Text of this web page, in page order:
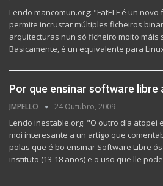
Lendo mancomun.org: "FatELF é un
permite incrustar múltiples ficheiros
arquitecturas nun só ficheiro moito máis
Basicamente, é un equivalente para
Por que ensinar software libre
JMPELLO 24 Outubro, 2009
Lendo inestable.org: "O outro día atopei
moi interesante a un artigo que
polas que é bo ensinar Software Libre
instituto (13-18 anos) e o uso que lle